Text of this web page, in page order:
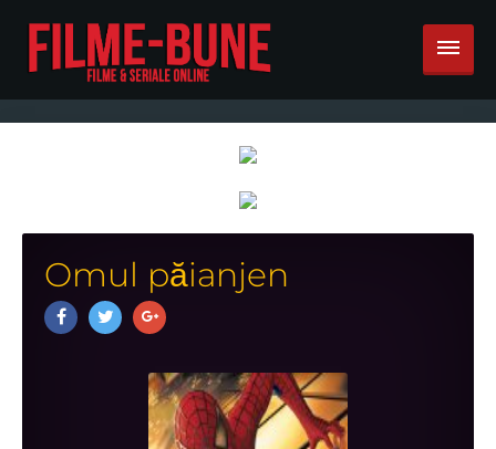
Omul păianjen